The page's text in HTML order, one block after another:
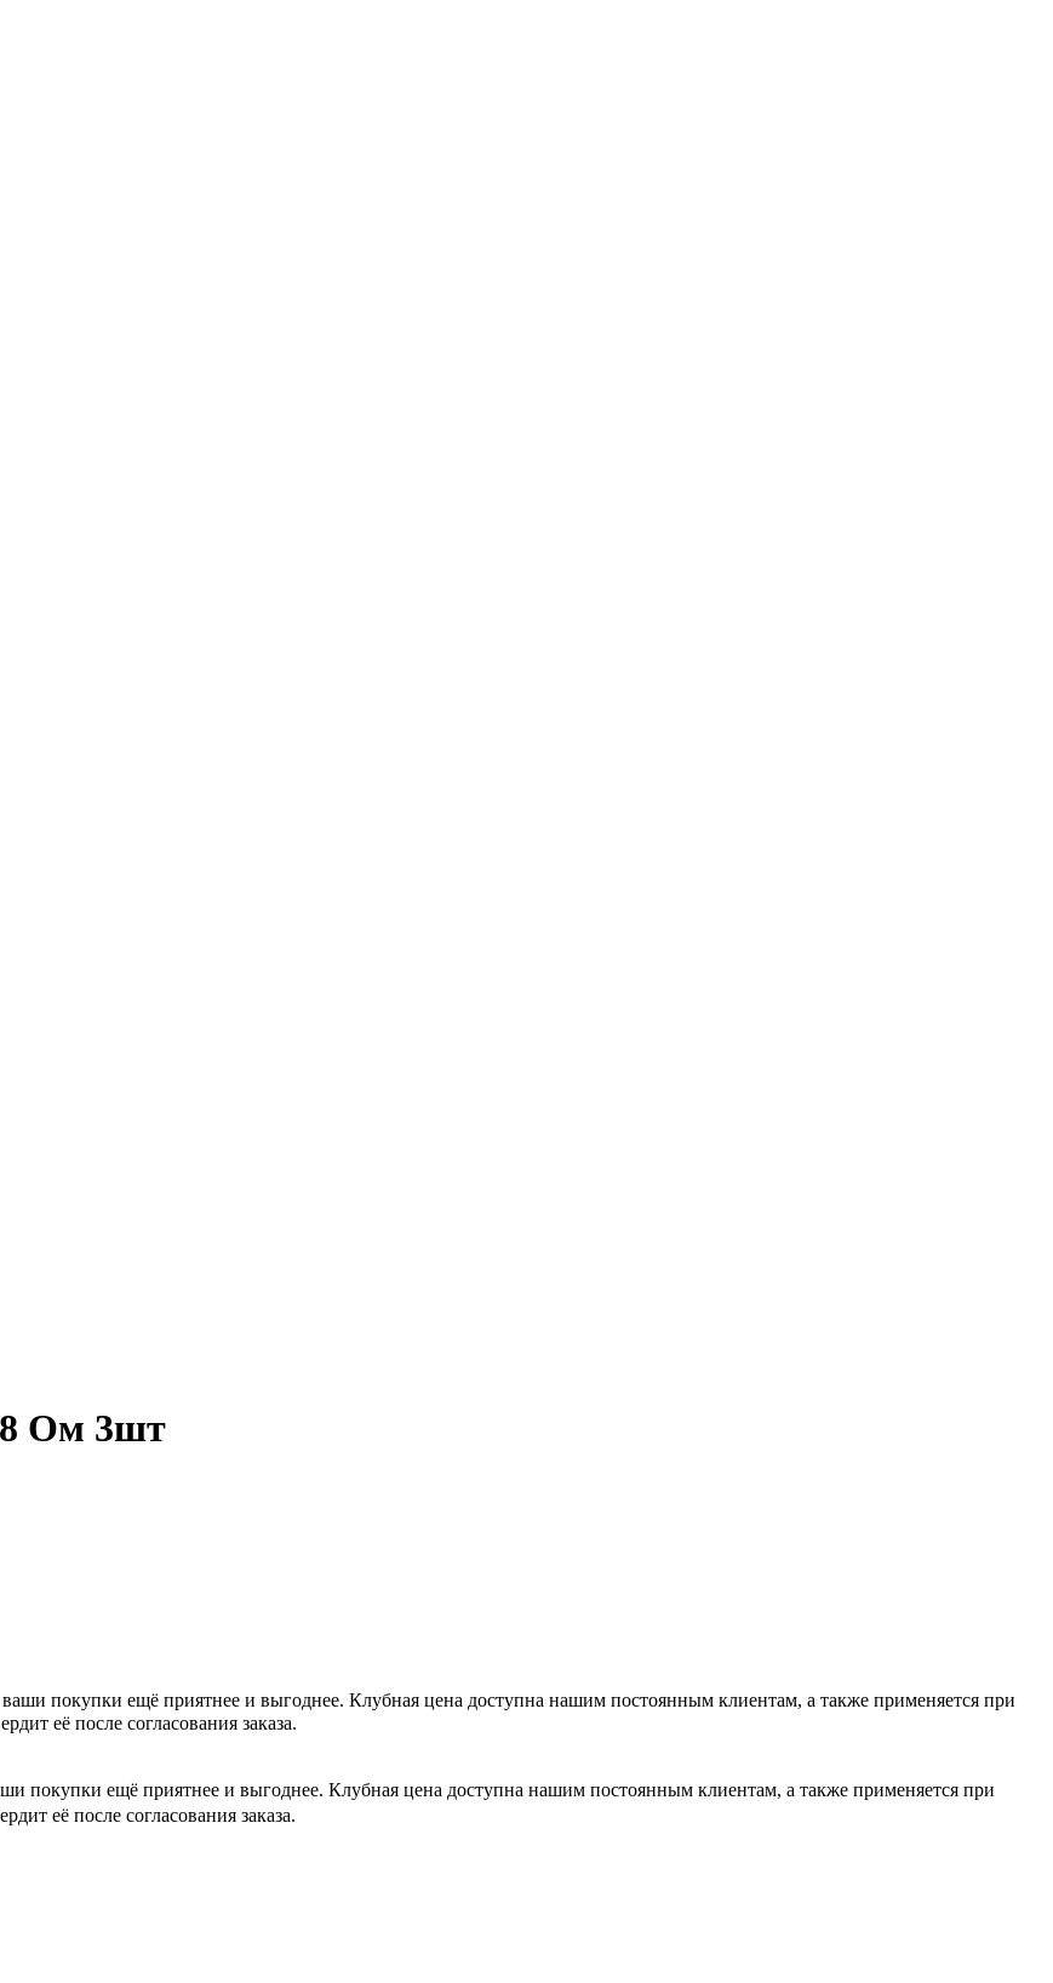
Ом 3шт
покупки ещё приятнее и выгоднее. Клубная цена доступна нашим постоянным клиентам, а также применяется при
её после согласования заказа.
покупки ещё приятнее и выгоднее. Клубная цена доступна нашим постоянным клиентам, а также применяется при
её после согласования заказа.